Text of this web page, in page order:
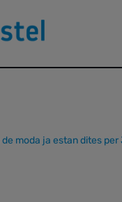
moda ja estan dites per